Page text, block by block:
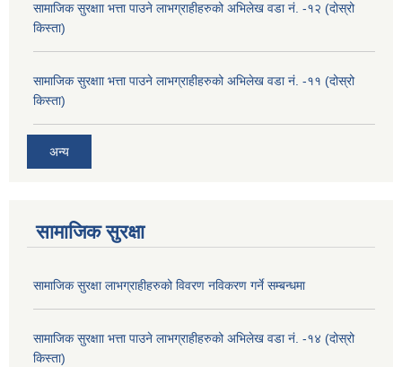
सामाजिक सुरक्षाा भत्ता पाउने लाभग्राहीहरुको अभिलेख वडा नं. -१२ (दोस्रो
किस्ता)
सामाजिक सुरक्षाा भत्ता पाउने लाभग्राहीहरुको अभिलेख वडा नं. -११ (दोस्रो
किस्ता)
अन्य
सामाजिक सुरक्षा
सामाजिक सुरक्षा लाभग्राहीहरुको विवरण नविकरण गर्ने सम्बन्धमा
सामाजिक सुरक्षाा भत्ता पाउने लाभग्राहीहरुको अभिलेख वडा नं. -१४ (दोस्रो
किस्ता)